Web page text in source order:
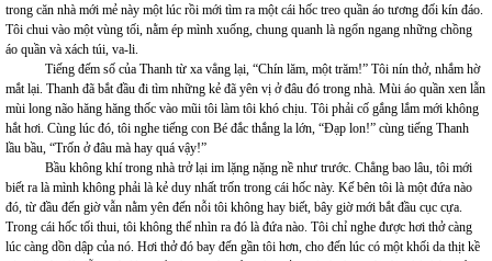
trong căn nhà mới mẻ này một lúc rồi mới tìm ra một cái hốc treo quần áo tương đối kín đáo.
Tôi chui vào một vùng tối, nằm ép mình xuống, chung quanh là ngổn ngang những chồng
áo quần và xách túi, va-li.
Tiếng đếm số của Thanh từ xa vẳng lại, “Chín lăm, một trăm!” Tôi nín thở, nhắm hờ
mắt lại. Thanh đã bắt đầu đi tìm những kẻ đã yên vị ở đâu đó trong nhà. Mùi áo quần xen lẫn
mùi long não hăng hăng thốc vào mũi tôi làm tôi khó chịu. Tôi phải cố gắng lắm mới không
hắt hơi. Cùng lúc đó, tôi nghe tiếng con Bé đắc thắng la lớn, “Đạp lon!” cùng tiếng Thanh
lầu bầu, “Trốn ở đâu mà hay quá vậy!”
Bầu không khí trong nhà trở lại im lặng nặng nề như trước. Chẳng bao lâu, tôi mới
biết ra là mình không phải là kẻ duy nhất trốn trong cái hốc này. Kế bên tôi là một đứa nào
đó, từ đầu đến giờ vẫn nằm yên đến nỗi tôi không hay biết, bây giờ mới bắt đầu cục cựa.
Trong cái hốc tối thui, tôi không thể nhìn ra đó là đứa nào. Tôi chỉ nghe được hơi thở càng
lúc càng dồn dập của nó. Hơi thở đó bay đến gần tôi hơn, cho đến lúc có một khối da thịt kề